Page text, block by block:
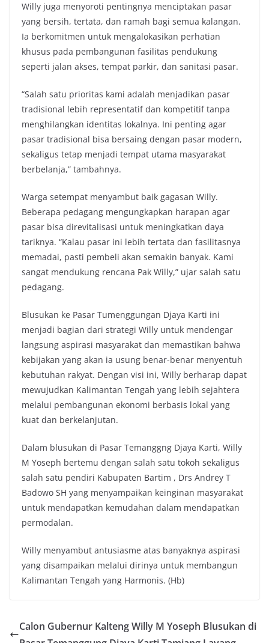
Willy juga menyoroti pentingnya menciptakan pasar
yang bersih, tertata, dan ramah bagi semua kalangan.
Ia berkomitmen untuk mengalokasikan perhatian
khusus pada pembangunan fasilitas pendukung
seperti jalan akses, tempat parkir, dan sanitasi pasar.
“Salah satu prioritas kami adalah menjadikan pasar
tradisional lebih representatif dan kompetitif tanpa
menghilangkan identitas lokalnya. Ini penting agar
pasar tradisional bisa bersaing dengan pasar modern,
sekaligus tetap menjadi tempat utama masyarakat
berbelanja,” tambahnya.
Warga setempat menyambut baik gagasan Willy.
Beberapa pedagang mengungkapkan harapan agar
pasar bisa direvitalisasi untuk meningkatkan daya
tariknya. “Kalau pasar ini lebih tertata dan fasilitasnya
memadai, pasti pembeli akan semakin banyak. Kami
sangat mendukung rencana Pak Willy,” ujar salah satu
pedagang.
Blusukan ke Pasar Tumenggungan Djaya Karti ini
menjadi bagian dari strategi Willy untuk mendengar
langsung aspirasi masyarakat dan memastikan bahwa
kebijakan yang akan ia usung benar-benar menyentuh
kebutuhan rakyat. Dengan visi ini, Willy berharap dapat
mewujudkan Kalimantan Tengah yang lebih sejahtera
melalui pembangunan ekonomi berbasis lokal yang
kuat dan berkelanjutan.
Dalam blusukan di Pasar Temanggng Djaya Karti, Willy
M Yoseph bertemu dengan salah satu tokoh sekaligus
salah satu pendiri Kabupaten Bartim , Drs Andrey T
Badowo SH yang menyampaikan keinginan masyarakat
untuk mendapatkan kemudahan dalam mendapatkan
permodalan.
Willy menyambut antusiasme atas banyaknya aspirasi
yang disampaikan melalui dirinya untuk membangun
Kalimantan Tengah yang Harmonis. (Hb)
Calon Gubernur Kalteng Willy M Yoseph Blusukan di